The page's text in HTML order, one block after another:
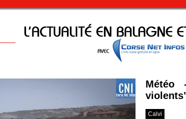
Météo
Calvi